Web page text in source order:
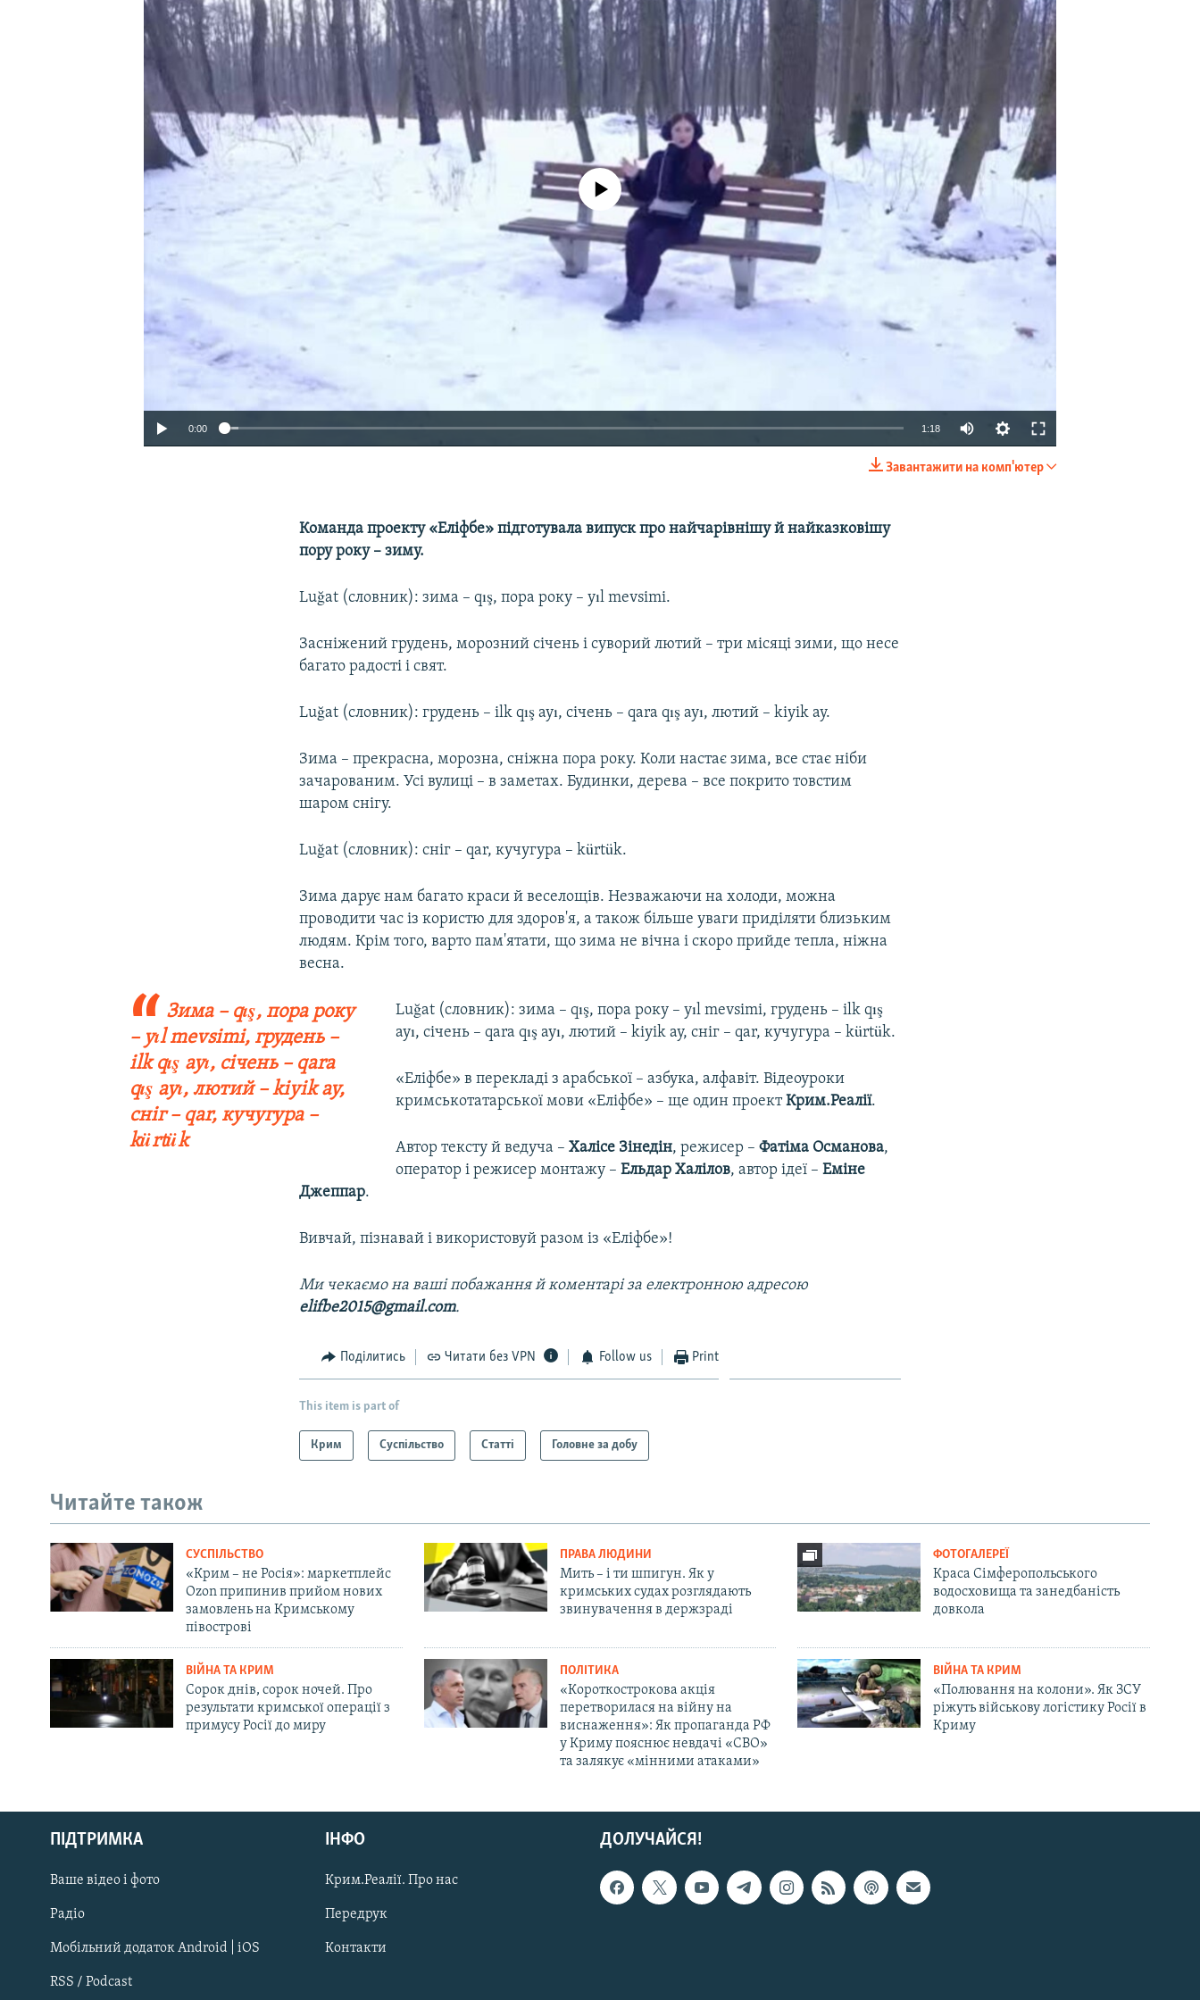
УКРАЇНСЬКА ПРОБЛЕМА КРИМУ
Русский
Qırımtatar
ДОЛУЧАЙСЯ!
No media source currently available
0:00 1:18
Завантажити на комп'ютер
Команда проекту «Еліфбе» підготувала випуск про найчарівнішу й найказковішу
пору року – зиму.
Luğat (словник): зима – qış, пора року – yıl mevsimi.
Засніжений грудень, морозний січень і суворий лютий – три місяці зими, що несе
багато радості і свят.
Luğat (словник): грудень – ilk qış ayı, січень – qara qış ayı, лютий – kiyik ay.
Зима – прекрасна, морозна, сніжна пора року. Коли настає зима, все стає ніби
зачарованим. Усі вулиці – в заметах. Будинки, дерева – все покрито товстим
шаром снігу.
Luğat (словник): сніг – qar, кучугура – kürtük.
Зима дарує нам багато краси й веселощів. Незважаючи на холоди, можна
проводити час із користю для здоров'я, а також більше уваги приділяти близьким
людям. Крім того, варто пам'ятати, що зима не вічна і скоро прийде тепла, ніжна
весна.
Зима – qış, пора року
– yıl mevsimi, грудень –
ilk qış ayı, січень – qara
qış ayı, лютий – kiyik ay,
сніг – qar, кучугура –
kürtük
Luğat (словник): зима – qış, пора року – yıl mevsimi, грудень – ilk qış
ayı, січень – qara qış ayı, лютий – kiyik ay, сніг – qar, кучугура – kürtük.
«Еліфбе» в перекладі з арабської – азбука, алфавіт. Відеоуроки
кримськотатарської мови «Еліфбе» – ще один проектКрим.Реалії.
Автор тексту й ведуча – Халісе Зінедін, режисер – Фатіма Османова,
оператор і режисер монтажу – Ельдар Халілов, автор ідеї – Еміне
Джеппар.
Вивчай, пізнавай і використовуй разом із «Еліфбе»!
Ми чекаємо на ваші побажання й коментарі за електронною адресою
elifbe2015@gmail.com.
Поділитись Читати без VPN Follow us Print
This item is part of
Крим Суспільство Статті Головне за добу
Читайте також
СУСПІЛЬСТВО
«Крим – не Росія»: маркетплейс
Ozon припинив прийом нових
замовлень на Кримському
півострові
ПРАВА ЛЮДИНИ
Мить – і ти шпигун. Як у
кримських судах розглядають
звинувачення в держзраді
ФОТОГАЛЕРЕЇ
Краса Сімферопольського
водосховища та занедбаність
довкола
ВІЙНА ТА КРИМ
Сорок днів, сорок ночей. Про
результати кримської операції з
примусу Росії до миру
ПОЛІТИКА
«Короткострокова акція
перетворилася на війну на
виснаження»: Як пропаганда РФ
у Криму пояснює невдачі «СВО»
та залякує «мінними атаками»
ВІЙНА ТА КРИМ
«Полювання на колони». Як ЗСУ
ріжуть військову логістику Росії в
Криму
ДОЛУЧАЙСЯ!
ПІДТРИМКА
Ваше відео і фото
Радіо
Мобільний додаток Android | iOS
RSS / Podcast
ІНФО
Крим.Реалії. Про нас
Передрук
Контакти